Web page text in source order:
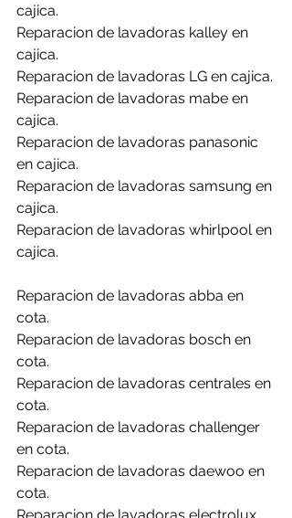
cajica.
Reparacion de lavadoras kalley en
cajica.
Reparacion de lavadoras LG en cajica.
Reparacion de lavadoras mabe en
cajica.
Reparacion de lavadoras panasonic
en cajica.
Reparacion de lavadoras samsung en
cajica.
Reparacion de lavadoras whirlpool en
cajica.
Reparacion de lavadoras abba en
cota.
Reparacion de lavadoras bosch en
cota.
Reparacion de lavadoras centrales en
cota.
Reparacion de lavadoras challenger
en cota.
Reparacion de lavadoras daewoo en
cota.
Reparacion de lavadoras electrolux